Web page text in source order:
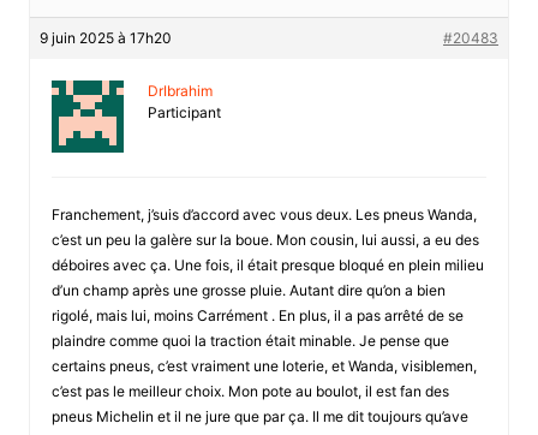
9 juin 2025 à 17h20 #20483
DrIbrahim
Participant
Franchement, j’suis d’accord avec vous deux. Les pneus Wanda,
c’est un peu la galère sur la boue. Mon cousin, lui aussi, a eu des
déboires avec ça. Une fois, il était presque bloqué en plein milieu
d’un champ après une grosse pluie. Autant dire qu’on a bien
rigolé, mais lui, moins Carrément . En plus, il a pas arrêté de se
plaindre comme quoi la traction était minable. Je pense que
certains pneus, c’est vraiment une loterie, et Wanda, visiblemen,
c’est pas le meilleur choix. Mon pote au boulot, il est fan des
pneus Michelin et il ne jure que par ça. Il me dit toujours qu’ave